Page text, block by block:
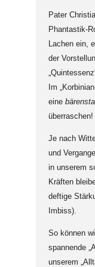
Pater
Phantastik-
Lachen ein,
der
Im
eine
überraschen!
Je nach
und
in unserem
Kräften
deftige
Imbiss).
So können
spannende
unserem